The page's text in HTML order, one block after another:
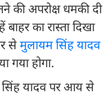
की अपरोक्ष धमकी दी
का रास्ता दिखा
सेमुलायम सिंह यादव
गया होगा.
यादव पर आय से